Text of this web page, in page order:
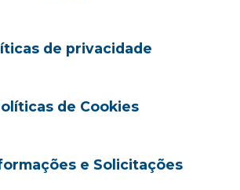
de privacidade
de Cookies
e Solicitações